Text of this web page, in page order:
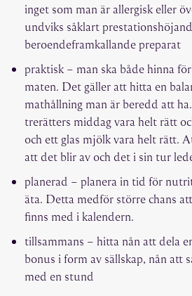
inget som man är allergisk eller
undviks såklart
beroendeframkallande preparat
praktisk – man ska både hinna
maten. Det gäller att hitta en
mathållning man är beredd att
trerätters middag vara helt rätt
och ett glas mjölk vara helt rätt.
att det blir av och det i sin tur
planerad – planera in tid för
äta. Detta medför större chans
finns med i kalendern.
tillsammans – hitta nån att dela
bonus i form av sällskap, nån att
med en stund